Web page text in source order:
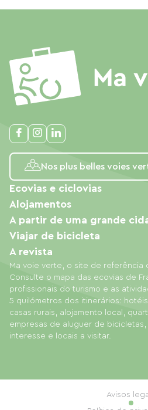
Nos plus belles voies
Ma voie verte, o site de referência
Consulte o mapa das ecovias de
profissionais do turismo e as
5 quilómetros dos itinerários:
casas rurais, alojamento local,
empresas de aluguer de
interesse e locais a visitar.
Ecovias e ciclovias
Alojamentos
A partir de uma grande
Viajar de bicicleta
A revista
Avisos